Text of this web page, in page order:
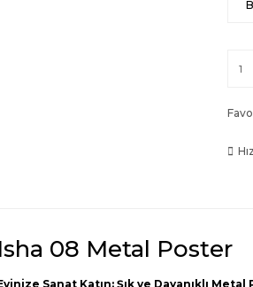
Isha 08 Metal Poster
Sanat Katın: Şık ve Dayanıklı Metal